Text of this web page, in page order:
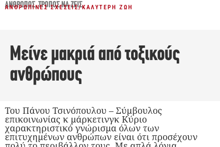
ΆΝΘΡΩΠΟΣ,ΤΡΌΠΟΣ ΝΑ ΖΕΙΣ
ΑΝΘΡΏΠΙΝΕΣ ΣΧΈΣΕΙΣ/ΚΑΛΎΤΕΡΗ ΖΩΉ
Μείνε μακριά από τοξικούς
ανθρώπους
Του Πάνου Τσινόπουλου – Σύμβουλος
επικοινωνίας κ μάρκετινγκ Κύριο
χαρακτηριστικό γνώρισμα όλων των
επιτυχημένων ανθρώπων είναι ότι προσέχουν